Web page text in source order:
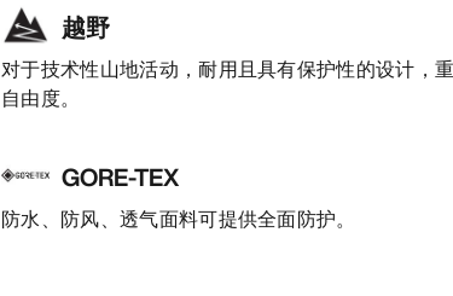
越野
对于技术性山地活动，耐用且具有保护性的设计，
自由度。
GORE-TEX
防水、防风、透气面料可提供全面防护。